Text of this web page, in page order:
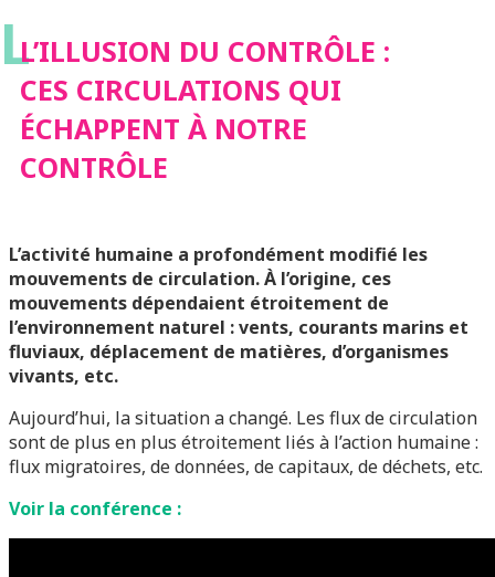
ÉCHAPPENT À NOTRE
CONTRÔLE
LL’ILLUSION DU CONTRÔLE :
CES CIRCULATIONS QUI
ÉCHAPPENT À NOTRE
CONTRÔLE
L’activité humaine a profondément modifié les
mouvements de circulation. À l’origine, ces
mouvements dépendaient étroitement de
l’environnement naturel : vents, courants marins et
fluviaux, déplacement de matières, d’organismes
vivants, etc.
Aujourd’hui, la situation a changé. Les flux de circulation
sont de plus en plus étroitement liés à l’action humaine :
flux migratoires, de données, de capitaux, de déchets, etc.
Voir la conférence :